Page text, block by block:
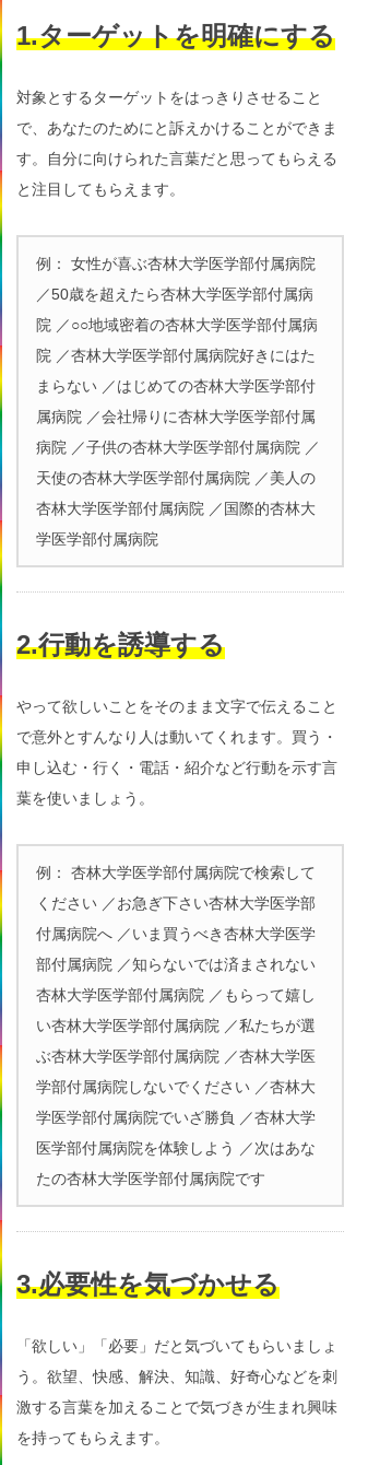
1.ターゲットを明確にする
対象とするターゲットをはっきりさせること
で、あなたのためにと訴えかけることができま
す。自分に向けられた言葉だと思ってもらえる
と注目してもらえます。
例： 女性が喜ぶ杏林大学医学部付属病院
／50歳を超えたら杏林大学医学部付属病
院 ／○○地域密着の杏林大学医学部付属病
院 ／杏林大学医学部付属病院好きにはた
まらない ／はじめての杏林大学医学部付
属病院 ／会社帰りに杏林大学医学部付属
病院 ／子供の杏林大学医学部付属病院 ／
天使の杏林大学医学部付属病院 ／美人の
杏林大学医学部付属病院 ／国際的杏林大
学医学部付属病院
2.行動を誘導する
やって欲しいことをそのまま文字で伝えること
で意外とすんなり人は動いてくれます。買う・
申し込む・行く・電話・紹介など行動を示す言
葉を使いましょう。
例： 杏林大学医学部付属病院で検索して
ください ／お急ぎ下さい杏林大学医学部
付属病院へ ／いま買うべき杏林大学医学
部付属病院 ／知らないでは済まされない
杏林大学医学部付属病院 ／もらって嬉し
い杏林大学医学部付属病院 ／私たちが選
ぶ杏林大学医学部付属病院 ／杏林大学医
学部付属病院しないでください ／杏林大
学医学部付属病院でいざ勝負 ／杏林大学
医学部付属病院を体験しよう ／次はあな
たの杏林大学医学部付属病院です
3.必要性を気づかせる
「欲しい」「必要」だと気づいてもらいましょ
う。欲望、快感、解決、知識、好奇心などを刺
激する言葉を加えることで気づきが生まれ興味
を持ってもらえます。